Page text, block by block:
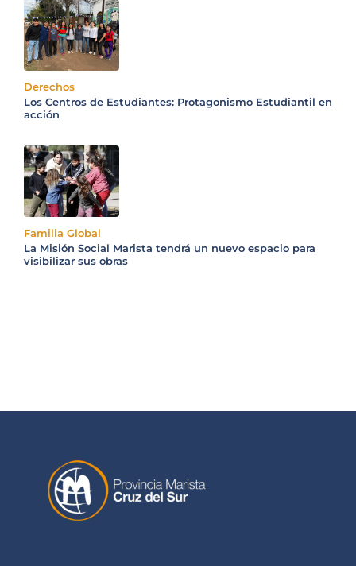
Derechos
Los Centros de Estudiantes: Protagonismo Estudiantil en
acción
Familia Global
La Misión Social Marista tendrá un nuevo espacio para
visibilizar sus obras